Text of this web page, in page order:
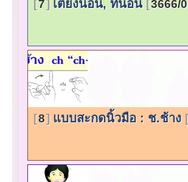
7 เตียงนอน, ที่นอน 3666/0
8 แบบสะกดนิ้วมือ : ช.ช้าง